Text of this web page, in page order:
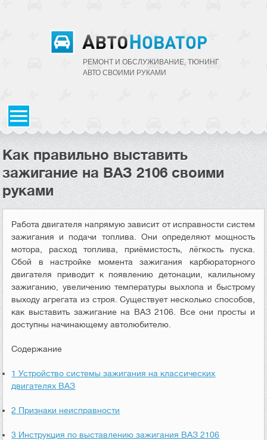
РЕМОНТ И ОБСЛУЖИВАНИЕ, ТЮНИНГ
АВТО CВОИМИ РУКАМИ
Как правильно выставить
зажигание на ВАЗ 2106 своими
руками
Работа двигателя напрямую зависит от исправности систем
зажигания и подачи топлива. Они определяют мощность
мотора, расход топлива, приёмистость, лёгкость пуска.
Сбой в настройке момента зажигания карбюраторного
двигателя приводит к появлению детонации, калильному
зажиганию, увеличению температуры выхлопа и быстрому
выходу агрегата из строя. Существует несколько способов,
как выставить зажигание на ВАЗ 2106. Все они просты и
доступны начинающему автолюбителю.
Содержание
1 Устройство системы зажигания на классических
двигателях ВАЗ
2 Признаки неисправности
3 Инструкция по выставлению зажигания ВАЗ 2106